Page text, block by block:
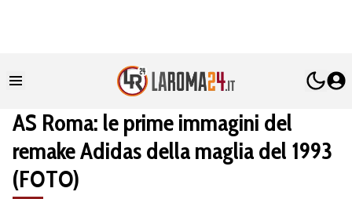
AS Roma: le prime immagini del
remake Adidas della maglia del 1993
(FOTO)